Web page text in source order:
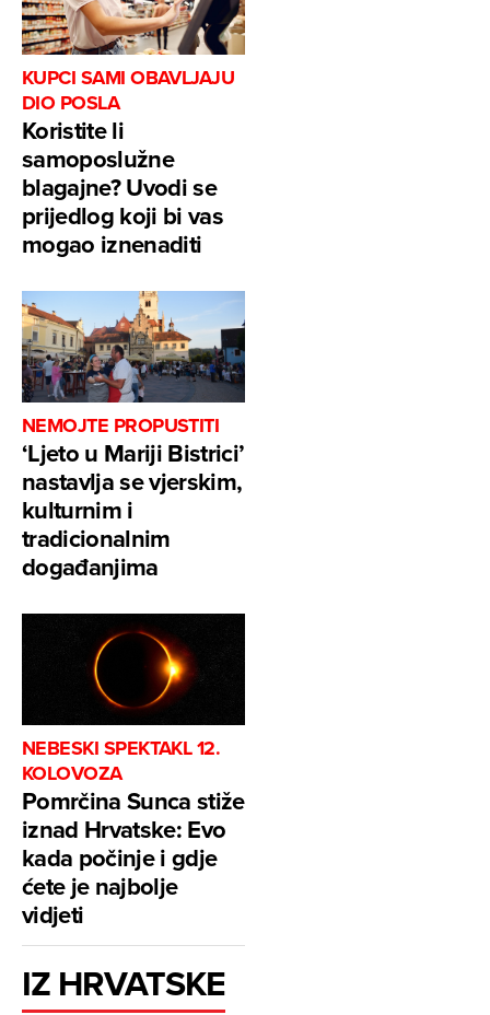
KUPCI SAMI OBAVLJAJU
DIO POSLA
Koristite li
samoposlužne
blagajne? Uvodi se
prijedlog koji bi vas
mogao iznenaditi
NEMOJTE PROPUSTITI
‘Ljeto u Mariji Bistrici’
nastavlja se vjerskim,
kulturnim i
tradicionalnim
događanjima
NEBESKI SPEKTAKL 12.
KOLOVOZA
Pomrčina Sunca stiže
iznad Hrvatske: Evo
kada počinje i gdje
ćete je najbolje
vidjeti
IZ HRVATSKE